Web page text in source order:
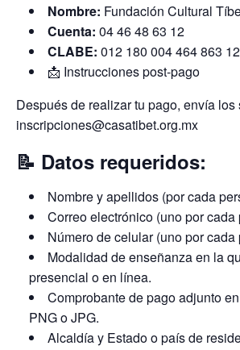
Nombre: Fundación Cultural
Cuenta: 04 46 48 63 12
CLABE: 012 180 004 464 863
📩 Instrucciones post-pago
Después de realizar tu pago, envía
inscripciones@casatibet.org.mx
📝 Datos requeridos:
Nombre y apellidos (por cada
Correo electrónico (uno por cada
Número de celular (uno por
Modalidad de enseñanza en la
presencial o en línea.
Comprobante de pago adjunto
PNG o JPG.
Alcaldía y Estado o país de